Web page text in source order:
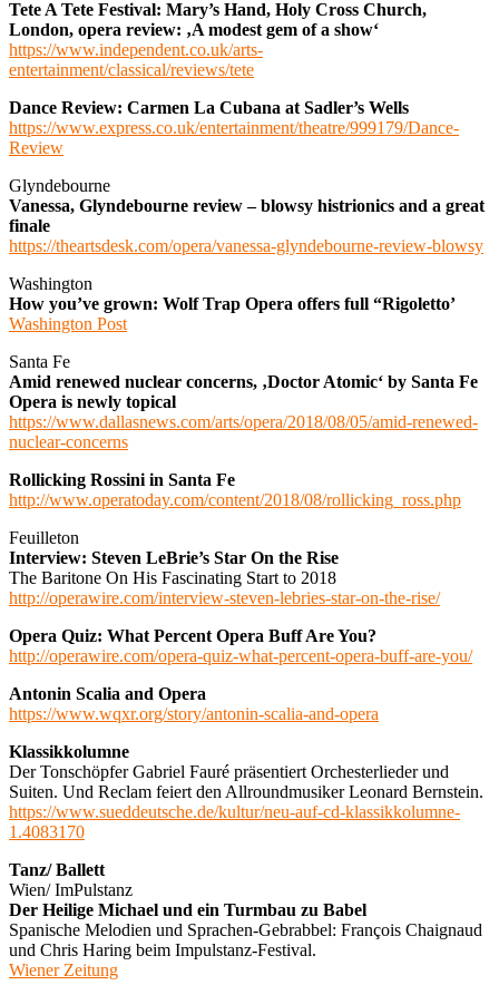
Tete A Tete Festival: Mary’s Hand, Holy Cross Church,
London, opera review: ‚A modest gem of a show‘
https://www.independent.co.uk/arts-
entertainment/classical/reviews/tete
Dance Review: Carmen La Cubana at Sadler’s Wells
https://www.express.co.uk/entertainment/theatre/999179/Dance-
Review
Glyndebourne
Vanessa, Glyndebourne review – blowsy histrionics and a great
finale
https://theartsdesk.com/opera/vanessa-glyndebourne-review-blowsy
Washington
How you’ve grown: Wolf Trap Opera offers full “Rigoletto’
Washington Post
Santa Fe
Amid renewed nuclear concerns, ‚Doctor Atomic‘ by Santa Fe
Opera is newly topical
https://www.dallasnews.com/arts/opera/2018/08/05/amid-renewed-
nuclear-concerns
Rollicking Rossini in Santa Fe
http://www.operatoday.com/content/2018/08/rollicking_ross.php
Feuilleton
Interview: Steven LeBrie’s Star On the Rise
The Baritone On His Fascinating Start to 2018
http://operawire.com/interview-steven-lebries-star-on-the-rise/
Opera Quiz: What Percent Opera Buff Are You?
http://operawire.com/opera-quiz-what-percent-opera-buff-are-you/
Antonin Scalia and Opera
https://www.wqxr.org/story/antonin-scalia-and-opera
Klassikkolumne
Der Tonschöpfer Gabriel Fauré präsentiert Orchesterlieder und
Suiten. Und Reclam feiert den Allroundmusiker Leonard Bernstein.
https://www.sueddeutsche.de/kultur/neu-auf-cd-klassikkolumne-
1.4083170
Tanz/ Ballett
Wien/ ImPulstanz
Der Heilige Michael und ein Turmbau zu Babel
Spanische Melodien und Sprachen-Gebrabbel: François Chaignaud
und Chris Haring beim Impulstanz-Festival.
Wiener Zeitung